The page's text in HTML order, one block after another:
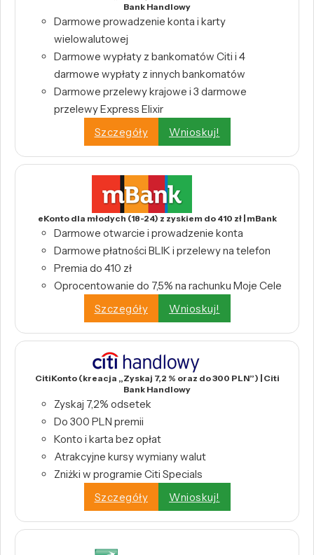
Bank Handlowy
Darmowe prowadzenie konta i karty
wielowalutowej
Darmowe wypłaty z bankomatów Citi i 4
darmowe wypłaty z innych bankomatów
Darmowe przelewy krajowe i 3 darmowe
przelewy Express Elixir
Szczegóły
Wnioskuj!
eKonto dla młodych (18-24) z zyskiem do 410 zł | mBank
Darmowe otwarcie i prowadzenie konta
Darmowe płatności BLIK i przelewy na telefon
Premia do 410 zł
Oprocentowanie do 7,5% na rachunku Moje Cele
Szczegóły
Wnioskuj!
CitiKonto (kreacja „Zyskaj 7,2 % oraz do 300 PLN”) | Citi
Bank Handlowy
Zyskaj 7,2% odsetek
Do 300 PLN premii
Konto i karta bez opłat
Atrakcyjne kursy wymiany walut
Zniżki w programie Citi Specials
Szczegóły
Wnioskuj!